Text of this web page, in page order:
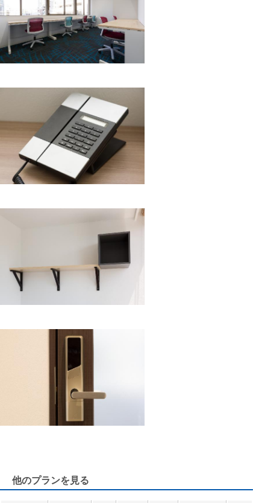
他のプランを見る